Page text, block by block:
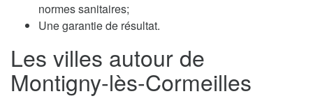
normes sanitaires;
Une garantie de résultat.
Les villes autour de
Montigny-lès-Cormeilles